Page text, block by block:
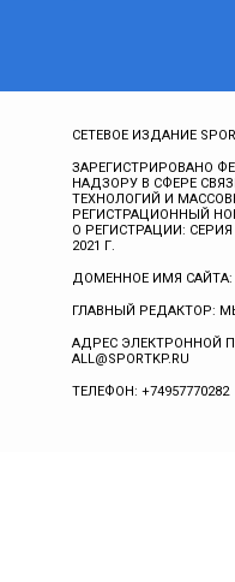
СЕТЕВОЕ ИЗДАНИЕ
ЗАРЕГИСТРИРОВАНО
НАДЗОРУ В СФЕРЕ
ТЕХНОЛОГИЙ И
РЕГИСТРАЦИОННЫЙ
О РЕГИСТРАЦИИ:
2021 Г.
ДОМЕННОЕ ИМЯ САЙТА:
ГЛАВНЫЙ РЕДАКТОР:
АДРЕС ЭЛЕКТРОННОЙ
ALL@SPORTKP.RU
ТЕЛЕФОН: +74957770282